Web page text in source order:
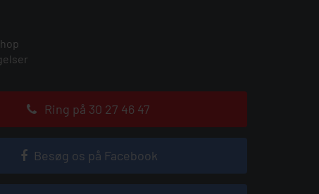
Ring på 30 27 46 47
Besøg os på Facebook